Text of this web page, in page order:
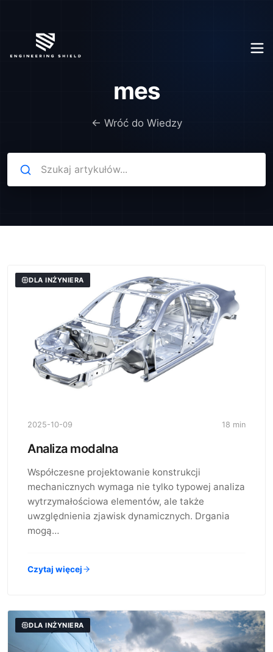
mes
← Wróć do Wiedzy
DLA INŻYNIERA
2025-10-09 18 min
Analiza modalna
Współczesne projektowanie konstrukcji
mechanicznych wymaga nie tylko typowej analiza
wytrzymałościowa elementów, ale także
uwzględnienia zjawisk dynamicznych. Drgania
mogą…
Czytaj więcej
DLA INŻYNIERA